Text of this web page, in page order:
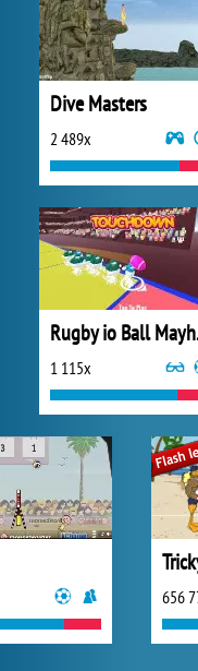
Dive Masters
2 489x
1 115x
656